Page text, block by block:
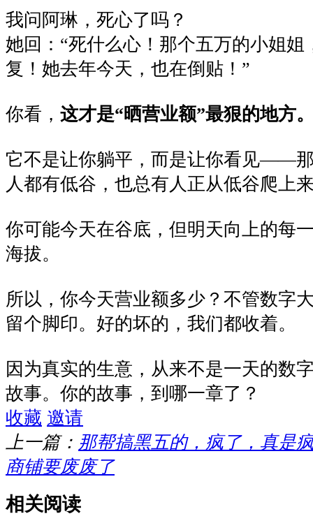
我问阿琳，死心了吗？
她回：“死什么心！那个五万的小姐姐
复！她去年今天，也在倒贴！”
你看， 这才是“晒营业额”最狠的地方
它不是让你躺平，而是让你看见——
人都有低谷，也总有人正从低谷爬上
你可能今天在谷底，但明天向上的每
海拔。
所以，你今天营业额多少？不管数字
留个脚印。好的坏的，我们都收着。
因为真实的生意，从来不是一天的数
故事。你的故事，到哪一章了？
收藏 邀请
上一篇： 那帮搞黑五的，疯了，真是
商铺要废废了
相关阅读